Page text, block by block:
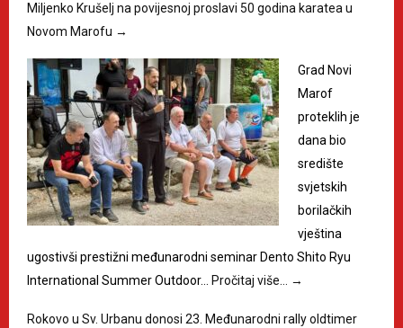
Miljenko Krušelj na povijesnoj proslavi 50 godina karatea u
Novom Marofu →
Grad Novi
Marof
proteklih je
dana bio
središte
svjetskih
borilačkih
vještina
ugostivši prestižni međunarodni seminar Dento Shito Ryu
International Summer Outdoor… Pročitaj više… →
Rokovo u Sv. Urbanu donosi 23. Međunarodni rally oldtimer